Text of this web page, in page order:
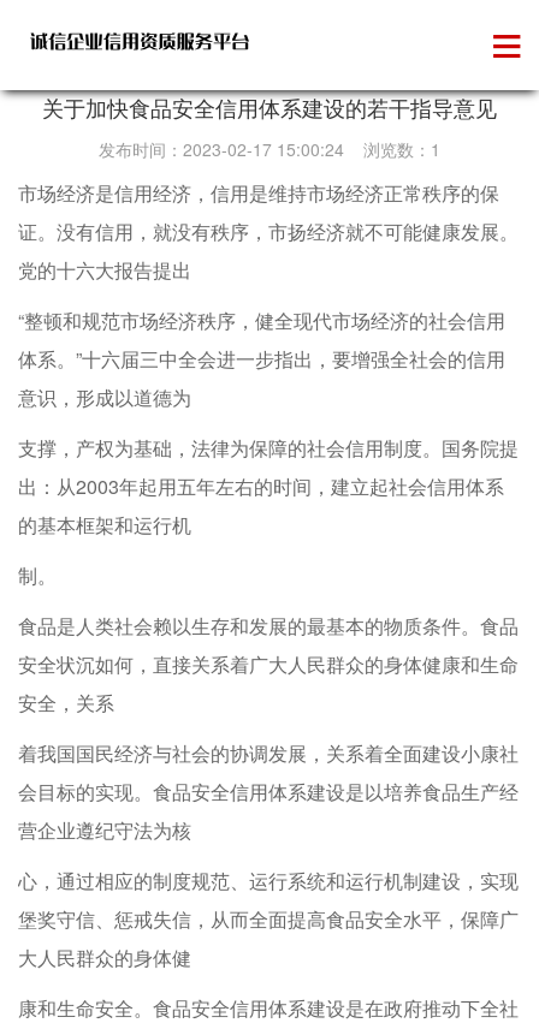
行业动态
关于加快食品安全信用体系建设的若干指导意见
发布时间：2023-02-17 15:00:24 浏览数：1
市场经济是信用经济，信用是维持市场经济正常秩序的保
证。没有信用，就没有秩序，市扬经济就不可能健康发展。
党的十六大报告提出
“整顿和规范市场经济秩序，健全现代市场经济的社会信用
体系。”十六届三中全会进一步指出，要增强全社会的信用
意识，形成以道德为
支撑，产权为基础，法律为保障的社会信用制度。国务院提
出：从2003年起用五年左右的时间，建立起社会信用体系
的基本框架和运行机
制。
食品是人类社会赖以生存和发展的最基本的物质条件。食品
安全状沉如何，直接关系着广大人民群众的身体健康和生命
安全，关系
着我国国民经济与社会的协调发展，关系着全面建设小康社
会目标的实现。食品安全信用体系建设是以培养食品生产经
营企业遵纪守法为核
心，通过相应的制度规范、运行系统和运行机制建设，实现
堡奖守信、惩戒失信，从而全面提高食品安全水平，保障广
大人民群众的身体健
康和生命安全。食品安全信用体系建设是在政府推动下全社